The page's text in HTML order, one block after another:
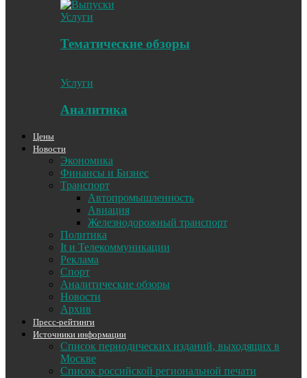
Услуги
Тематические обзоры
Услуги
Аналитика
Цены
Новости
Экономика
Финансы и Бизнес
Транспорт
Автопромышленность
Авиация
Железнодорожный транспорт
Политика
It и Телекоммуникации
Реклама
Спорт
Аналитические обзоры
Новости
Архив
Пресс-рейтинги
Источники информации
Список периодических изданий, выходящих в
Москве
Список российской региональной печати